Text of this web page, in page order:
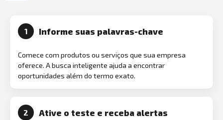
1 Informe suas palavras-chave
Comece com produtos ou serviços que sua empresa
oferece. A busca inteligente ajuda a encontrar
oportunidades além do termo exato.
2 Ative o teste e receba alertas